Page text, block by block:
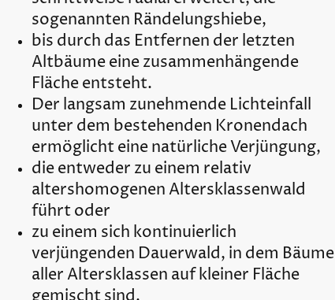
sogenannten Rändelungshiebe,
bis durch das Entfernen der letzten
Altbäume eine zusammenhängende
Fläche entsteht.
Der langsam zunehmende Lichteinfall
unter dem bestehenden Kronendach
ermöglicht eine natürliche Verjüngung,
die entweder zu einem relativ
altershomogenen Altersklassenwald
führt oder
zu einem sich kontinuierlich
verjüngenden Dauerwald, in dem Bäume
aller Altersklassen auf kleiner Fläche